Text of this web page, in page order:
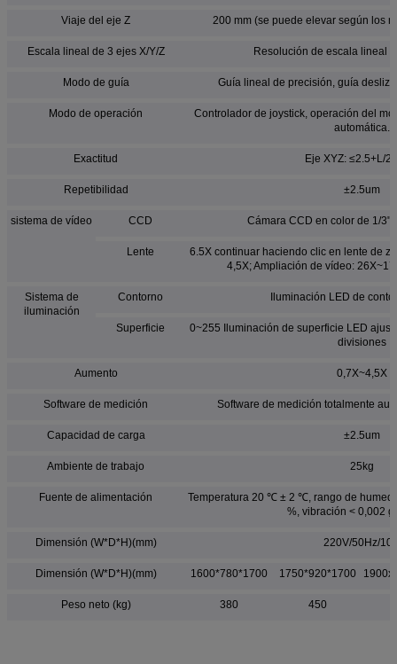
Viaje del eje Z 200 mm (se puede elevar según los
Escala lineal de 3 ejes X/Y/Z Resolución de escala lineal
Modo de guía Guía lineal de precisión, guía
Modo de operación
Controlador de joystick, operación del
automática.
Exactitud Eje XYZ: ≤2.5+L/
Repetibilidad ±2.5um
sistema de vídeo CCD Cámara CCD en color de 1/3"
Lente
6.5X continuar haciendo clic en lente de
4,5X; Ampliación de vídeo:
Sistema de
iluminación
Contorno Iluminación LED de
Superficie
0~255 Iluminación de superficie LED
divisiones
Aumento 0,7X~4,5X
Software de medición Software de medición totalmente
Capacidad de carga ±2.5um
Ambiente de trabajo 25kg
Fuente de alimentación
Temperatura 20 ℃ ± 2 ℃, rango de
%, vibración < 0,002
Dimensión (W*D*H)(mm) 220V/50Hz/
Dimensión (W*D*H)(mm) 1600*780*1700 1750*920*1700
Peso neto (kg) 380 450